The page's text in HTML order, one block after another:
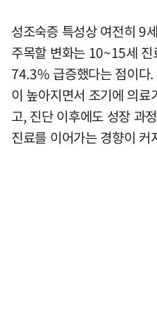
성조숙증 특성상 여전히 9
주목할 변화는 10~15세
74.3% 급증했다는 점이다
이 높아지면서 조기에 의
고, 진단 이후에도 성장 과
진료를 이어가는 경향이 커